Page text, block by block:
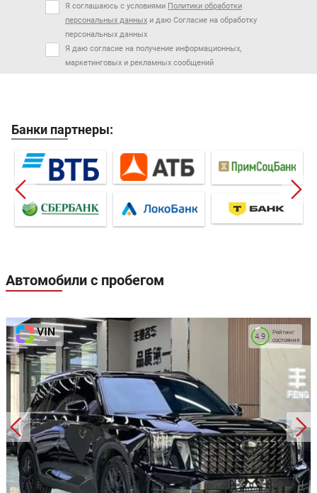
Я соглашаюсь с условиями Политики обработки
персональных данных и даю Согласие на обработку
персональных данных
Я даю согласие на получение информационных,
маркетинговых и рекламных сообщений
Банки партнеры:
Автомобили с пробегом
Рейтинг
состояния
4.9